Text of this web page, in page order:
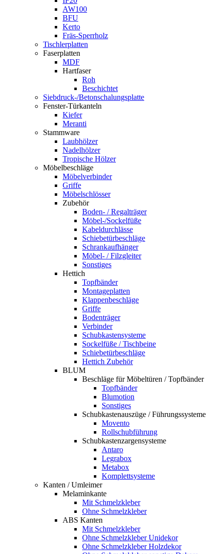
AW100
BFU
Kerto
Fräs-Sperrholz
Tischlerplatten
Faserplatten
MDF
Hartfaser
Roh
Beschichtet
Siebdruck-/Betonschalungsplatte
Fenster-Türkanteln
Kiefer
Meranti
Stammware
Laubhölzer
Nadelhölzer
Tropische Hölzer
Möbelbeschläge
Möbelverbinder
Griffe
Möbelschlösser
Zubehör
Boden- / Regalträger
Möbel-/Sockelfüße
Kabeldurchlässe
Schiebetürbeschläge
Schrankaufhänger
Möbel- / Filzgleiter
Sonstiges
Hettich
Topfbänder
Montageplatten
Klappenbeschläge
Griffe
Bodenträger
Verbinder
Schubkastensysteme
Sockelfüße / Tischbeine
Schiebetürbeschläge
Hettich Zubehör
BLUM
Beschläge für Möbeltüren / Topfbänder
Topfbänder
Blumotion
Sonstiges
Schubkastenauszüge / Führungssysteme
Movento
Rollschubführung
Schubkastenzargensysteme
Antaro
Legrabox
Metabox
Komplettsysteme
Kanten / Umleimer
Melaminkante
Mit Schmelzkleber
Ohne Schmelzkleber
ABS Kanten
Mit Schmelzkleber
Ohne Schmelzkleber Unidekor
Ohne Schmelzkleber Holzdekor